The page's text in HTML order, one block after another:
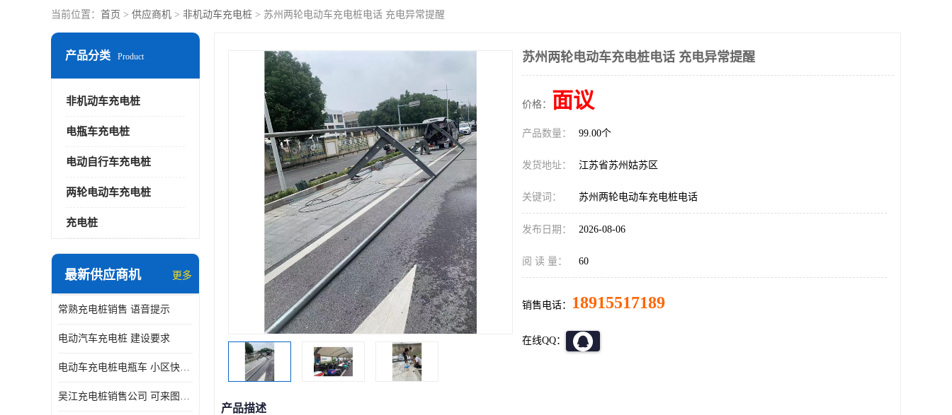
当前位置： 首页 > 供应商机 > 非机动车充电桩 > 苏州两轮电动车充电桩电话 充电异常提醒
产品分类 Product
非机动车充电桩
电瓶车充电桩
电动自行车充电桩
两轮电动车充电桩
充电桩
最新供应商机 更多
常熟充电桩销售 语音提示
电动汽车充电桩 建设要求
电动车充电桩电瓶车 小区快速电动自行车充电站
吴江充电桩销售公司 可来图定制
苏州两轮电动车充电桩电话 充电异常提醒
价格： 面议
产品数量： 99.00个
发货地址： 江苏省苏州姑苏区
关键词： 苏州两轮电动车充电桩电话
发布日期： 2026-08-06
阅 读 量： 60
销售电话： 18915517189
在线QQ：
产品描述